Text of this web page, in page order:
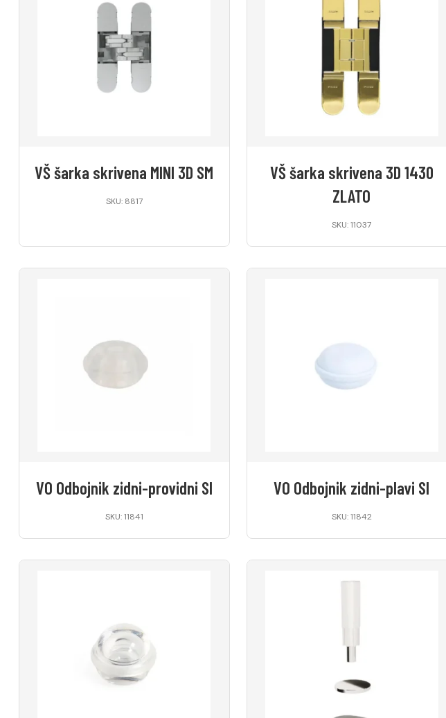
VŠ šarka skrivena MINI 3D SM
SKU: 8817
VŠ šarka skrivena 3D 1430
ZLATO
SKU: 11037
VO Odbojnik zidni-providni SI
SKU: 11841
VO Odbojnik zidni-plavi SI
SKU: 11842